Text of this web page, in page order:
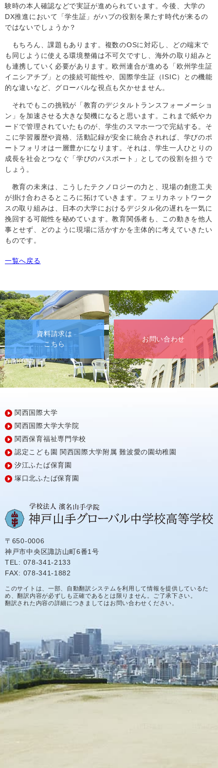
験時の本人確認などで実証が進められています。今後、大学の
DX推進において「学生証」がハブの役割を果たす時代が来るの
ではないでしょうか？
もちろん、課題もあります。複数のOSに対応し、どの端末で
も同じように使える環境整備は不可欠ですし、海外の取り組みと
も連携していく必要があります。欧州連合が進める「欧州学生証
イニシアチブ」との接続可能性や、国際学生証（ISIC）との機能
的な違いなど、グローバルな視点も欠かせません。
それでもこの挑戦が「教育のデジタルトランスフォーメーショ
ン」を加速させる大きな契機になると思います。これまで紙やカ
ードで管理されていたものが、学生のスマホ一つで完結する。そ
こに学習履歴や資格、活動記録が安全に統合されれば、学びのポ
ートフォリオは一層豊かになります。それは、学生一人ひとりの
成長を社会とつなぐ「学びのパスポート」としての役割を担うで
しょう。
教育の未来は、こうしたテクノロジーの力と、現場の創意工夫
が掛け合わさるところに拓けていきます。フェリカネットワーク
スの取り組みは、日本の大学におけるデジタル化の遅れを一気に
挽回する可能性を秘めています。教育関係者も、この動きを他人
事とせず、どのように現場に活かすかを主体的に考えていきたい
ものです。
一覧へ戻る
資料請求は
こちら
お問い合わせ
関西国際大学
関西国際大学大学院
関西保育福祉専門学校
認定こども園 関西国際大学附属 難波愛の園幼稚園
汐江ふたば保育園
塚口北ふたば保育園
〒650-0006
神戸市中央区諏訪山町6番1号
TEL: 078-341-2133
FAX: 078-341-1882
このサイトは、一部、自動翻訳システムを利用して情報を提供しているた
め、翻訳内容が必ずしも正確であるとは限りません。ご了承下さい。
翻訳された内容の詳細につきましてはお問い合わせください。